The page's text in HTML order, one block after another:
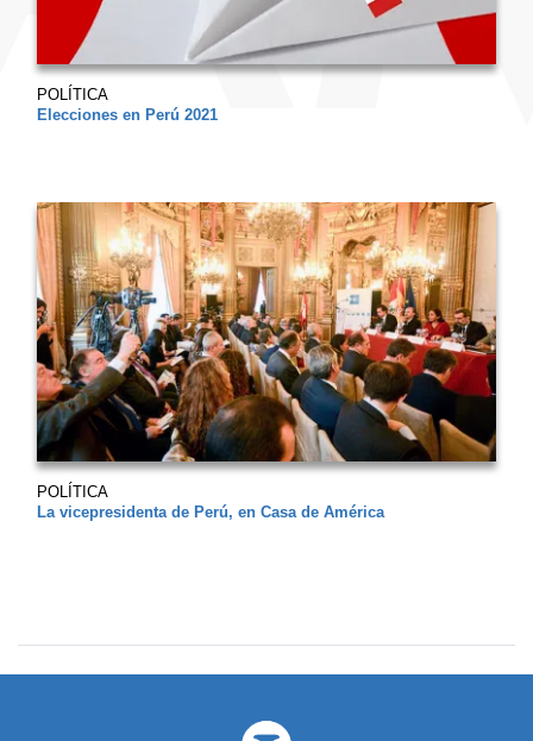
POLÍTICA
Elecciones en Perú 2021
POLÍTICA
La vicepresidenta de Perú, en Casa de América